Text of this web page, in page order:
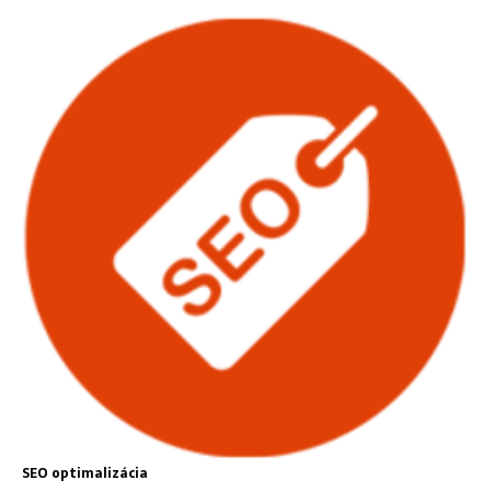
SEO optimalizácia